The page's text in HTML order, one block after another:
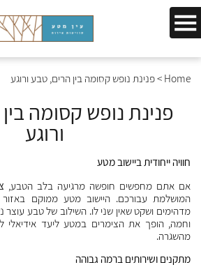
Home
>פנינת נופש קסומה בין הרים, טבע ורוגע
פנינת נופש קסומה
ורוגע
חוויה ייחודית ביישוב מטע
אם אתם מחפשים חופשה מרגיעה בלב הטבע,
המושלמת עבורכם. היישוב מטע ממוקם באזור
מדהימים ושקט שאין שני לו. השילוב של טבע
וחמה, הופך את הצימרים במטע ליעד אידיאלי
מהשגרה.
מתקנים ושירותים ברמה גבוהה